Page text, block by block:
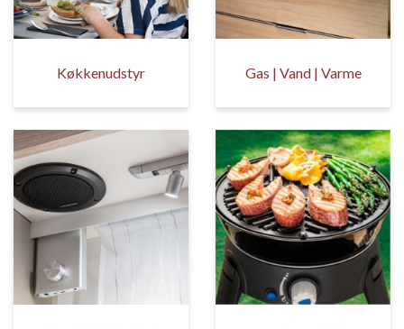
Køkkenudstyr Gas | Vand | Varme